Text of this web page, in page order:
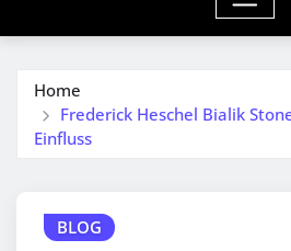
Home
Frederick Heschel Bialik
Einfluss
BLOG